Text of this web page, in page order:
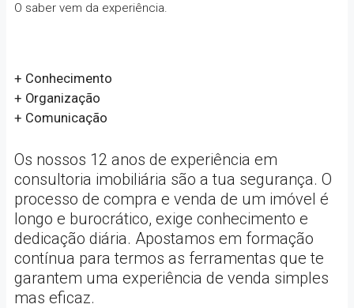
O saber vem da experiência.
+ Conhecimento
+ Organização
+ Comunicação
Os nossos 12 anos de experiência em
consultoria imobiliária são a tua segurança. O
processo de compra e venda de um imóvel é
longo e burocrático, exige conhecimento e
dedicação diária. Apostamos em formação
contínua para termos as ferramentas que te
garantem uma experiência de venda simples
mas eficaz.